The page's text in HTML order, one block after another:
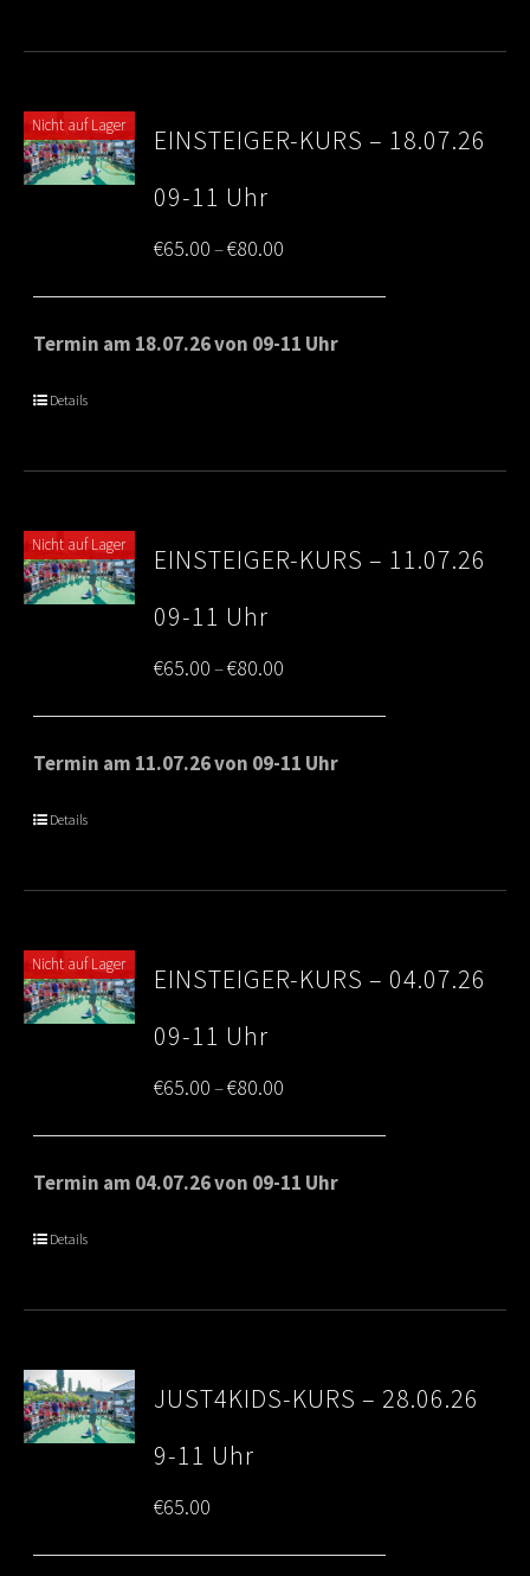
Nicht auf Lager
EINSTEIGER-KURS – 18.07.26
09-11 Uhr
€65.00–€80.00
range:
€65.00
Termin am 18.07.26 von 09-11 Uhr
Details
Nicht auf Lager
EINSTEIGER-KURS – 11.07.26
09-11 Uhr
€65.00–€80.00
range:
€65.00
Termin am 11.07.26 von 09-11 Uhr
Details
Nicht auf Lager
EINSTEIGER-KURS – 04.07.26
09-11 Uhr
€65.00–€80.00
range:
€65.00
Termin am 04.07.26 von 09-11 Uhr
Details
JUST4KIDS-KURS – 28.06.26
9-11 Uhr
€65.00